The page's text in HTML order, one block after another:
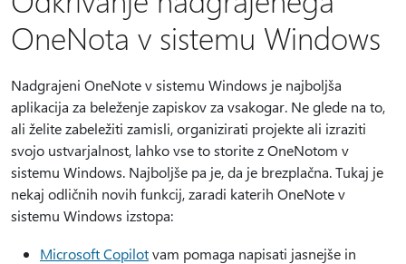
OneNota v sistemu Windows
Nadgrajeni OneNote v sistemu Windows je najboljša
aplikacija za beleženje zapiskov za vsakogar. Ne glede na to,
ali želite zabeležiti zamisli, organizirati projekte ali izraziti
svojo ustvarjalnost, lahko vse to storite z OneNotom v
sistemu Windows. Najboljše pa je, da je brezplačna. Tukaj je
nekaj odličnih novih funkcij, zaradi katerih OneNote v
sistemu Windows izstopa:
Microsoft Copilotvam pomaga napisati jasnejše in